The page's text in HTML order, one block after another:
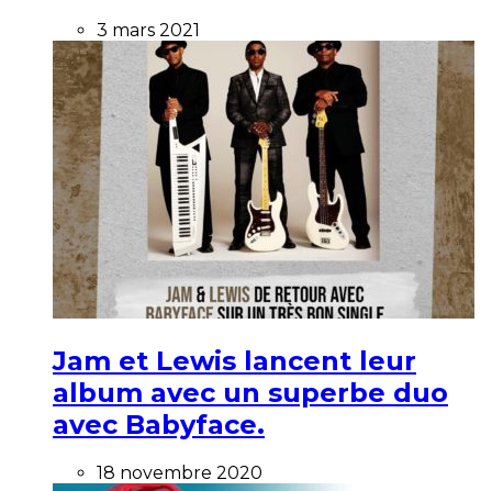
3 mars 2021
Jam et Lewis lancent leur
album avec un superbe duo
avec Babyface.
18 novembre 2020